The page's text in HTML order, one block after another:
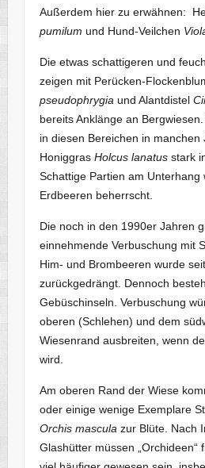
Außerdem hier zu erwähnen:
pumilum und Hund-Veilchen
Die etwas schattigeren und
zeigen mit Perücken-
pseudophrygia und Alantdistel
bereits Anklänge an
in diesen Bereichen in manchen
HoniggrasHolcus lanatus stark
Schattige Partien am Unterhang
Erdbeeren beherrscht.
Die noch in den 1990er Jahren
einnehmende Verbuschung mit
Him- und Brombeeren wurde
zurückgedrängt. Dennoch
Gebüschinseln. Verbuschung
oberen (Schlehen) und dem
Wiesenrand ausbreiten, wenn
wird.
Am oberen Rand der Wiese
oder einige wenige Exemplare
Orchis mascula zur Blüte. Nach
Glashütter müssen